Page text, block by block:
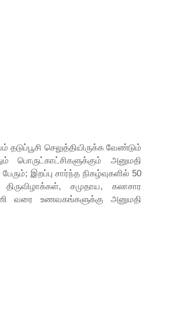
செலுத்தியிருக்க வேண்டும்
அனுமதி
இறப்பு சார்ந்த நிகழ்வுகளில் 50
சமுதாய, கலாசார
வரை உணவகங்களுக்கு அனுமதி